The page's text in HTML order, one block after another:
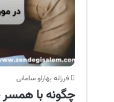
فرزانه بهارلو سامانی
چگونه با